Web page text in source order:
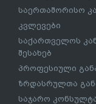
საერთაშორისო
კვლევები
საქართველოს
შესახებ
პროფესიული
ზრდასრულთა
საჯარო